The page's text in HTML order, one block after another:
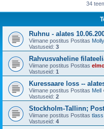
34
Ruhnu - alates
Viimane postitus Postitas
Vastuseid: 3
Rahvusvaheline
Viimane postitus Postitas
Vastuseid: 1
Kuressaare loss --
Viimane postitus Postitas Mell
Vastuseid: 2
Stockholm-Tallinn;
Viimane postitus Postitas tlass
Vastuseid: 4